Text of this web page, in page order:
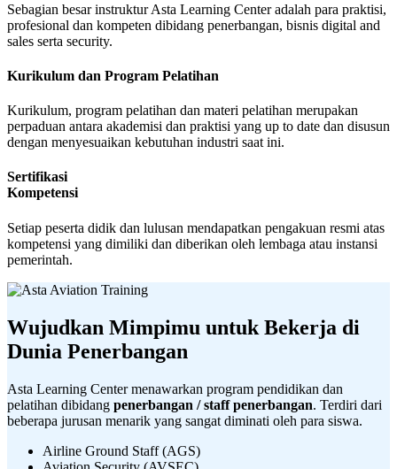
Sebagian besar instruktur Asta Learning Center adalah para praktisi,
profesional dan kompeten dibidang penerbangan, bisnis digital and
sales serta security.
Kurikulum dan Program Pelatihan
Kurikulum, program pelatihan dan materi pelatihan merupakan
perpaduan antara akademisi dan praktisi yang up to date dan disusun
dengan menyesuaikan kebutuhan industri saat ini.
Sertifikasi
Kompetensi
Setiap peserta didik dan lulusan mendapatkan pengakuan resmi atas
kompetensi yang dimiliki dan diberikan oleh lembaga atau instansi
pemerintah.
Wujudkan Mimpimu untuk Bekerja di
Dunia Penerbangan
Asta Learning Center menawarkan program pendidikan dan
pelatihan dibidang penerbangan / staff penerbangan. Terdiri dari
beberapa jurusan menarik yang sangat diminati oleh para siswa.
Airline Ground Staff (AGS)